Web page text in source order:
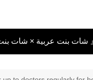
شات بنت عربية × شات